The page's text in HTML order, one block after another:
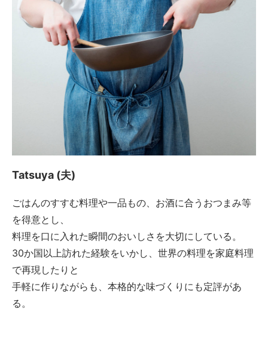
Tatsuya (夫)
ごはんのすすむ料理や一品もの、お酒に合うおつまみ等
を得意とし、
料理を口に入れた瞬間のおいしさを大切にしている。
30か国以上訪れた経験をいかし、世界の料理を家庭料理
で再現したりと
手軽に作りながらも、本格的な味づくりにも定評があ
る。